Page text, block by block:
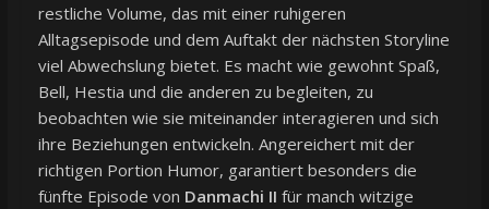
restliche Volume, das mit einer ruhigeren
Alltagsepisode und dem Auftakt der nächsten Storyline
viel Abwechslung bietet. Es macht wie gewohnt Spaß,
Bell, Hestia und die anderen zu begleiten, zu
beobachten wie sie miteinander interagieren und sich
ihre Beziehungen entwickeln. Angereichert mit der
richtigen Portion Humor, garantiert besonders die
fünfte Episode von Danmachi II für manch witzige